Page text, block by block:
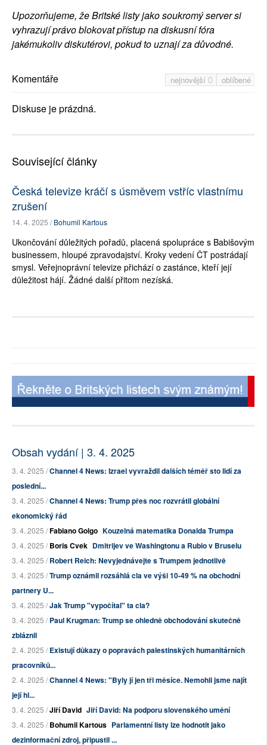
Upozorňujeme, že Britské listy jako soukromý server si
vyhrazují právo blokovat přístup na diskusní fóra
jakémukoliv diskutérovi, pokud to uznají za důvodné.
nejnovější oblíbené
Komentáře
Diskuse je prázdná.
Související články
Česká televize kráčí s úsměvem vstříc vlastnímu
zrušení
14. 4. 2025 /Bohumil Kartous
Ukončování důležitých pořadů, placená spolupráce s Babišovým
businessem, hloupé zpravodajství. Kroky vedení ČT postrádají
smysl. Veřejnoprávní televize přichází o zastánce, kteří její
důležitost hájí. Žádné další přitom nezíská.
Obsah vydání | 3. 4. 2025
3. 4. 2025 /Channel 4 News: Izrael vyvraždil dalších téměř sto lidí za
poslední...
3. 4. 2025 /Channel 4 News: Trump přes noc rozvrátil globální
ekonomický řád
3. 4. 2025 /Fabiano Golgo Kouzelná matematika Donalda Trumpa
3. 4. 2025 /Boris Cvek Dmitrijev ve Washingtonu a Rubio v Bruselu
3. 4. 2025 /Robert Reich: Nevyjednávejte s Trumpem jednotlivě
3. 4. 2025 /Trump oznámil rozsáhlá cla ve výši 10-49 % na obchodní
partnery U...
3. 4. 2025 /Jak Trump "vypočítal" ta cla?
3. 4. 2025 /Paul Krugman: Trump se ohledně obchodování skutečně
zbláznil
2. 4. 2025 /Existují důkazy o popravách palestinských humanitárních
pracovníků...
2. 4. 2025 /Channel 4 News: "Byly jí jen tři měsíce. Nemohli jsme najít
její hl...
3. 4. 2025 /Jiří David Jiří David: Na podporu slovenského umění
3. 4. 2025 /Bohumil Kartous Parlamentní listy lze hodnotit jako
dezinformační zdroj, připustil ...